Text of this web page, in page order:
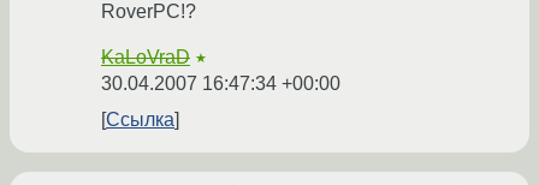
RoverPC!?
KaLoVraD ★
30.04.2007 16:47:34 +00:00
Ссылка